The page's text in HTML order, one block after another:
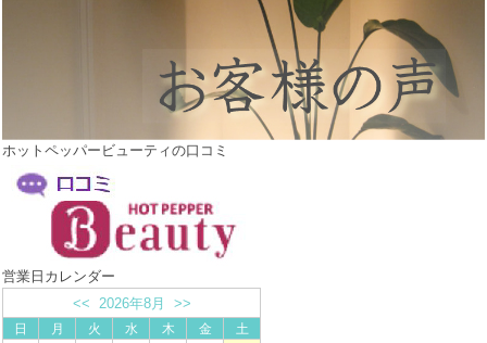
ホットペッパービューティの口コミ
営業日カレンダー
<< 2026年8月 >>
日 月 火 水 木 金 土